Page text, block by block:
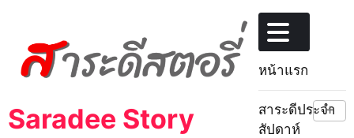
content
Saradee Story
หน้าแรก
สาระดีประจำ
สัปดาห์
+